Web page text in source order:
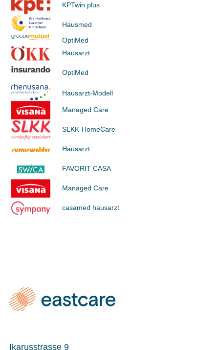
KPTwin.plus
Hausmed
OptiMed
Hausarzt
OptiMed
Hausarzt-Modell
Managed Care
SLKK-HomeCare
Hausarzt
FAVORIT CASA
Managed Care
casamed hausarzt
Ikarusstrasse 9